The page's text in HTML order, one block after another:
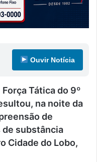
Ouvir Notícia
Força Tática do 9º
na noite da
de
substância
Cidade do Lobo,